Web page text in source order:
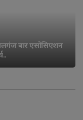
बार एसोसिएशन